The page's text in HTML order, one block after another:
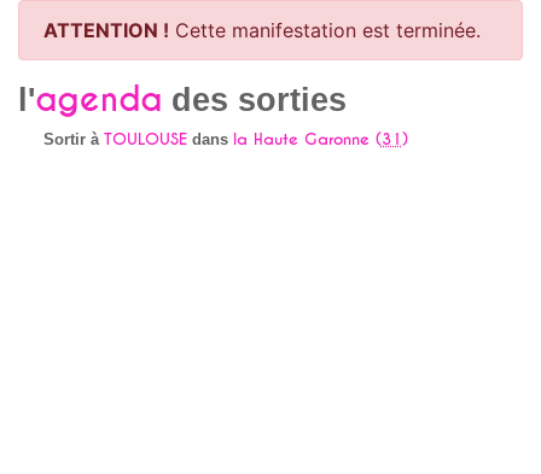
ATTENTION ! Cette manifestation est terminée.
l'agenda des sorties
Sortir à TOULOUSEdans la Haute Garonne (31)